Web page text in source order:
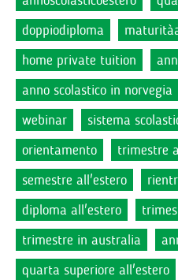
doppiodiploma
home private tuition
anno scolastico in norvegia
webinar
sistema
orientamento
trimestre
semestre all'estero
diploma all'estero
trimestre in australia
quarta superiore all'estero